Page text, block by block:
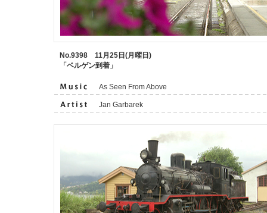
No.9398 11月25日(月曜日)
「ベルゲン到着」
As Seen From Above
Jan Garbarek